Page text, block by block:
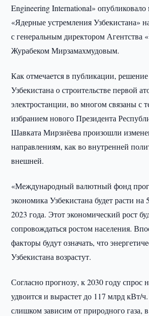
Engineering International» опубликовало
«Ядерные устремления Узбекистана»
с генеральным директором Агентства
Журабеком Мирзамахмудовым.
Как отмечается в публикации, решение
Узбекистана о строительстве первой
электростанции, во многом связаны с
избранием нового Президента
Шавката Мирзиёева произошли
направлениям, как во внутренней
внешней.
«Международный валютный фонд
экономика Узбекистана будет расти на
2023 года. Этот экономический рост
сопровождаться ростом населения.
факторы будут означать, что
Узбекистана возрастут.
Согласно прогнозу, к 2030 году спрос
удвоится и вырастет до 117 млрд кВт/
слишком зависим от природного газа,